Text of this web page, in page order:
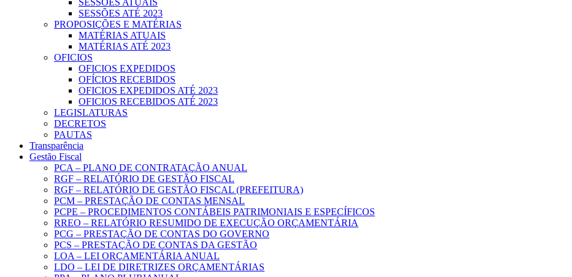
SESSÕES ATUAIS
SESSÕES ATÉ 2023
PROPOSIÇÕES E MATÉRIAS
MATÉRIAS ATUAIS
MATÉRIAS ATÉ 2023
OFICIOS
OFICIOS EXPEDIDOS
OFÍCIOS RECEBIDOS
OFICIOS EXPEDIDOS ATÉ 2023
OFICIOS RECEBIDOS ATÉ 2023
LEGISLATURAS
DECRETOS
PAUTAS
Transparência
Gestão Fiscal
PCA – PLANO DE CONTRATAÇÃO ANUAL
RGF – RELATÓRIO DE GESTÃO FISCAL
RGF – RELATÓRIO DE GESTÃO FISCAL (PREFEITURA)
PCM – PRESTAÇÃO DE CONTAS MENSAL
PCPE – PROCEDIMENTOS CONTÁBEIS PATRIMONIAIS E ESPECÍFICOS
RREO – RELATÓRIO RESUMIDO DE EXECUÇÃO ORÇAMENTÁRIA
PCG – PRESTAÇÃO DE CONTAS DO GOVERNO
PCS – PRESTAÇÃO DE CONTAS DA GESTÃO
LOA – LEI ORÇAMENTÁRIA ANUAL
LDO – LEI DE DIRETRIZES ORÇAMENTÁRIAS